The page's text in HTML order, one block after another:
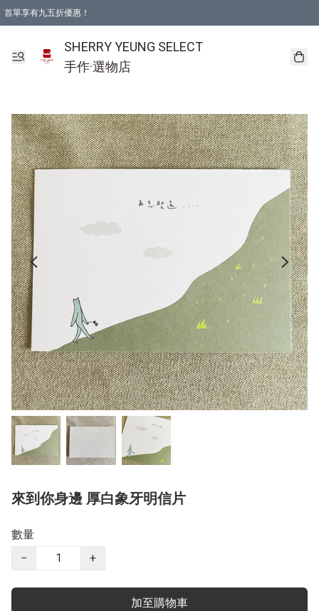
首單享有九五折優惠！
SHERRY YEUNG SELECT
手作·選物店
來到你身邊 厚白象牙明信片
數量
−
+
加至購物車